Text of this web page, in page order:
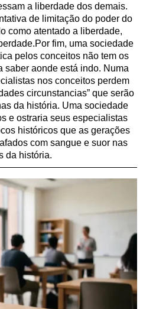
a liberdade dos demais.
de limitação do poder do
como atentado a liberdade,
fim, uma sociedade
pelos conceitos não tem os
saber aonde está indo. Numa
nos conceitos perdem
circunstancias” que serão
da história. Uma sociedade
e ostraria seus especialistas
históricos que as gerações
com sangue e suor nas
da história.